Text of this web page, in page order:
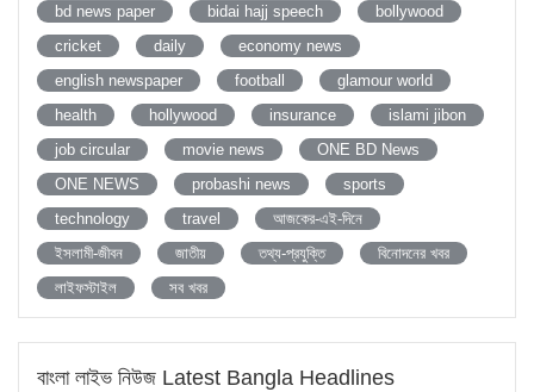
bd news paper
bidai hajj speech
bollywood
cricket
daily
economy news
english newspaper
football
glamour world
health
hollywood insurance
islami jibon
job circular
movie news
ONE BD News
ONE NEWS
probashi news
sports
technology
travel
আজকের-এই-দিনে
ইসলামী-জীবন
জাতীয় তথ্য-প্রযুক্তি
বিনোদনের খবর
লাইফস্টাইল
সব খবর
বাংলা লাইভ নিউজ Latest Bangla Headlines